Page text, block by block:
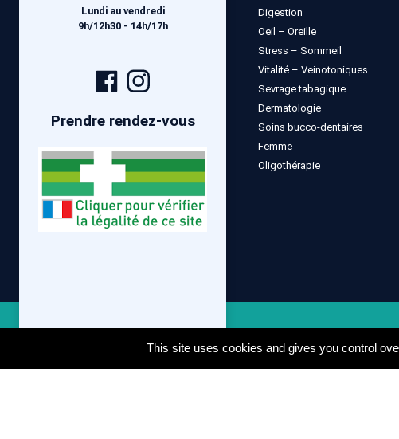
Lundi au vendredi
9h/12h30 - 14h/17h
Page
Facebook
Prendre rendez-vous
Digestion
Oeil – Oreille
Stress – Sommeil
Vitalité – Veinotoniques
Sevrage tabagique
Dermatologie
Soins bucco-dentaires
Femme
Oligothérapie
This site uses cookies and gives you control